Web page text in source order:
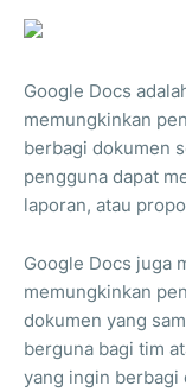
Google Docs
memungkinkan
berbagi dokumen
pengguna dapat
laporan, atau
Google Docs juga
memungkinkan
dokumen yang
berguna bagi tim
yang ingin berbagi